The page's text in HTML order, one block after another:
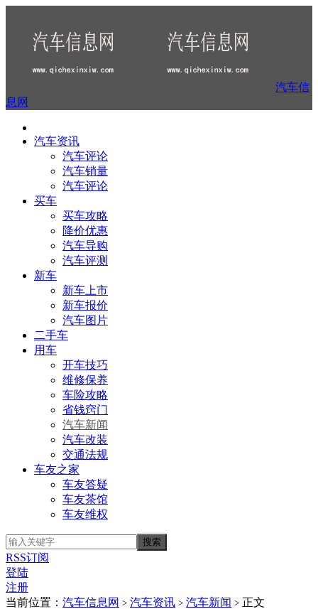
汽车信
息网
汽车资讯
汽车评论
汽车销量
汽车评论
买车
买车攻略
降价优惠
汽车导购
汽车评测
新车
新车上市
新车报价
汽车图片
二手车
用车
开车技巧
维修保养
车险攻略
省钱窍门
汽车新闻
汽车改装
交通法规
车友之家
车友答疑
车友茶馆
车友维权
RSS订阅
登陆
注册
当前位置： 汽车信息网 > 汽车资讯 > 汽车新闻 > 正文